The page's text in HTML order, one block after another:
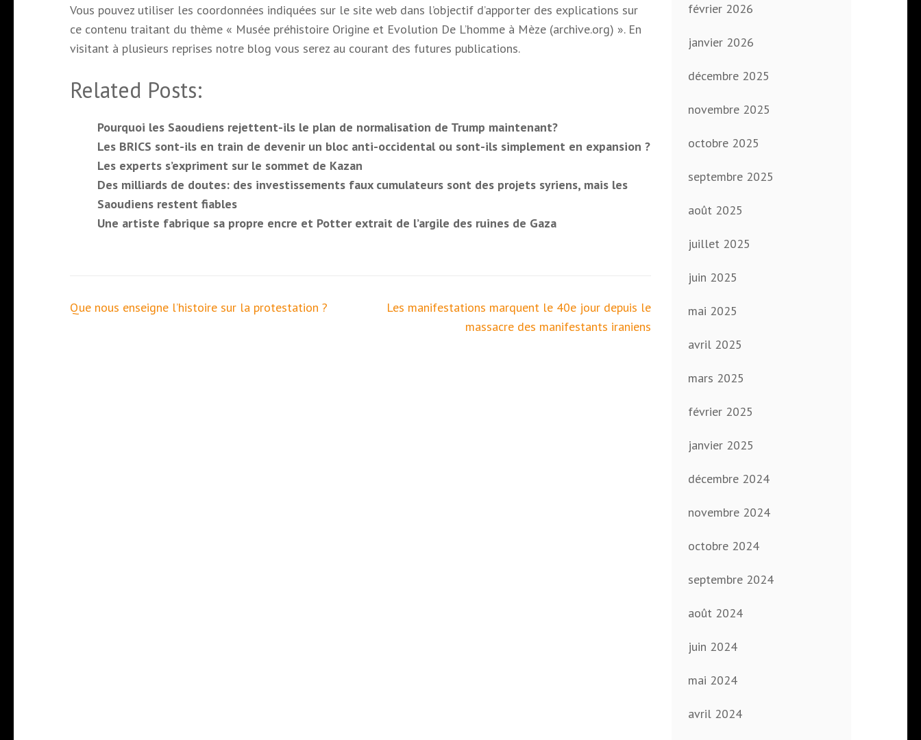
Vous pouvez utiliser les coordonnées indiquées sur le site web dans l’objectif d’apporter des explications sur
ce contenu traitant du thème « Musée préhistoire Origine et Evolution De L’homme à Mèze (archive.org) ». En
visitant à plusieurs reprises notre blog vous serez au courant des futures publications.
Related Posts:
Pourquoi les Saoudiens rejettent-ils le plan de normalisation de Trump maintenant?
Les BRICS sont-ils en train de devenir un bloc anti-occidental ou sont-ils simplement en expansion ?
Les experts s’expriment sur le sommet de Kazan
Des milliards de doutes: des investissements faux cumulateurs sont des projets syriens, mais les
Saoudiens restent fiables
Une artiste fabrique sa propre encre et Potter extrait de l’argile des ruines de Gaza
Navigation
Que nous enseigne l’histoire sur la protestation ?
Les manifestations marquent le 40e jour depuis le
massacre des manifestants iraniens
février 2026
janvier 2026
décembre 2025
novembre 2025
octobre 2025
septembre 2025
août 2025
juillet 2025
juin 2025
mai 2025
avril 2025
mars 2025
février 2025
janvier 2025
décembre 2024
novembre 2024
octobre 2024
septembre 2024
août 2024
juin 2024
mai 2024
avril 2024